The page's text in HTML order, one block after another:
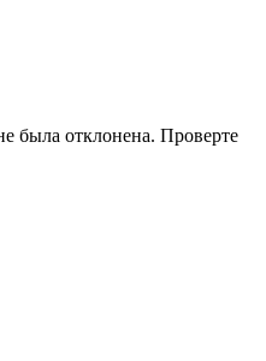
была отклонена. Проверте